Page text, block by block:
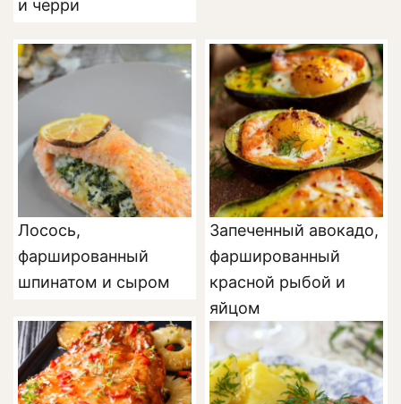
и черри
Лосось,
фаршированный
шпинатом и сыром
Запеченный авокадо,
фаршированный
красной рыбой и
яйцом